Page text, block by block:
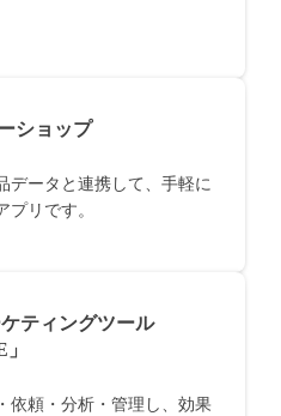
ショップ
データと連携して、手軽に
プリです。
ティングツール
依頼・分析・管理し、効果